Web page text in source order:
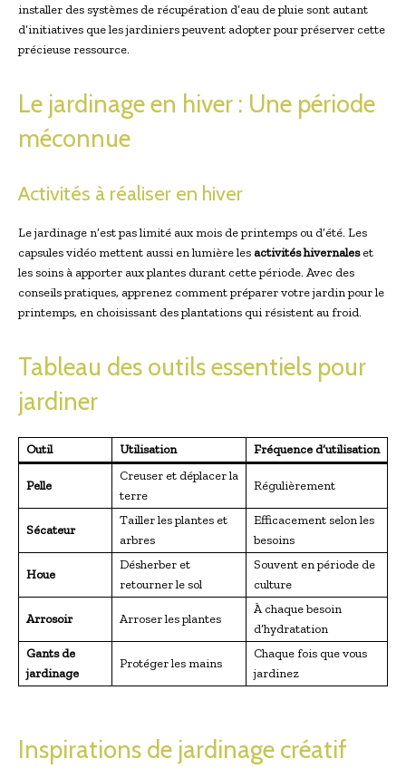
installer des systèmes de récupération d’eau de pluie sont autant
d’initiatives que les jardiniers peuvent adopter pour préserver cette
précieuse ressource.
Le jardinage en hiver : Une période
méconnue
Activités à réaliser en hiver
Le jardinage n’est pas limité aux mois de printemps ou d’été. Les
capsules vidéo mettent aussi en lumière les activités hivernaleset
les soins à apporter aux plantes durant cette période. Avec des
conseils pratiques, apprenez comment préparer votre jardin pour le
printemps, en choisissant des plantations qui résistent au froid.
Tableau des outils essentiels pour
jardiner
Outil Utilisation Fréquence d’utilisation
Pelle
Creuser et déplacer la
terre
Régulièrement
Sécateur
Tailler les plantes et
arbres
Efficacement selon les
besoins
Houe
Désherber et
retourner le sol
Souvent en période de
culture
Arrosoir Arroser les plantes
À chaque besoin
d’hydratation
Gants de
jardinage
Protéger les mains
Chaque fois que vous
jardinez
Inspirations de jardinage créatif